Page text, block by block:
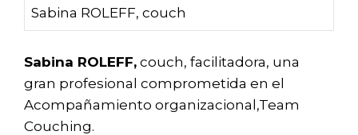
Sabina ROLEFF, couch
Sabina ROLEFF, couch, facilitadora, una
gran profesional comprometida en el
Acompañamiento organizacional,Team
Couching.